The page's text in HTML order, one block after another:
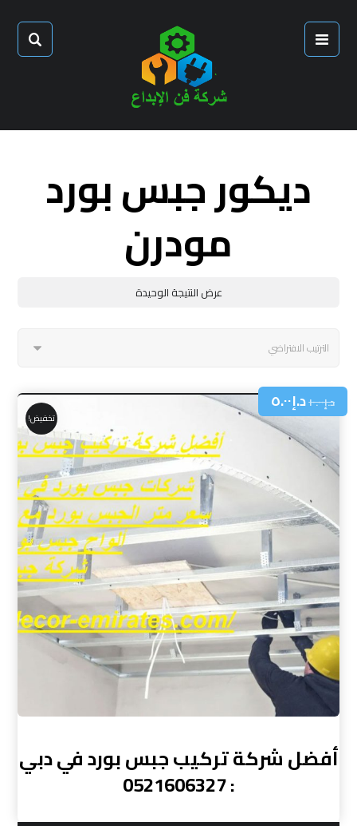
ديكور جبس بورد
مودرن
عرض النتيجة الوحيدة
أفضل شركة تركيب جبس بورد في دبي
: 0521606327
د.إ١٠.٠٠د.إ٥.٠٠
تخفيض!